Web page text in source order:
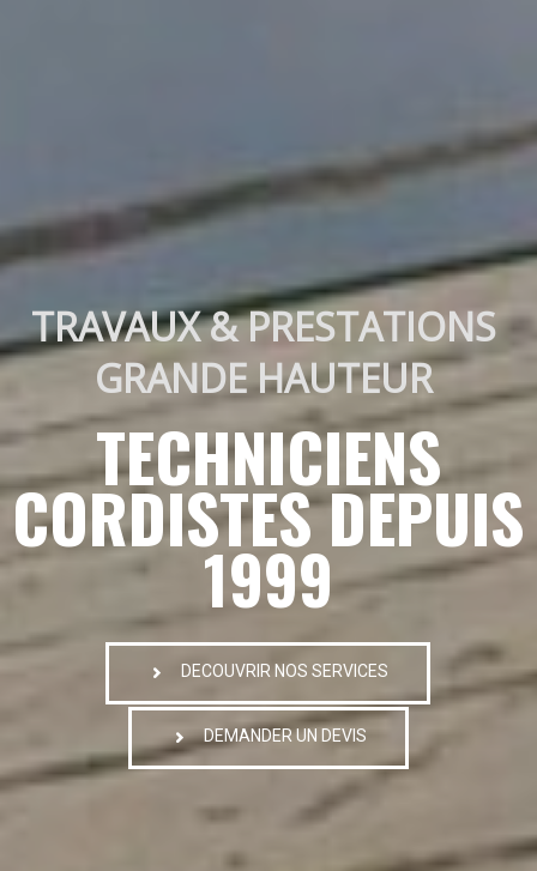
TRAVAUX & PRESTATIONS
GRANDE HAUTEUR
TECHNICIENS
CORDISTES DEPUIS
1999
DECOUVRIR NOS SERVICES
DEMANDER UN DEVIS